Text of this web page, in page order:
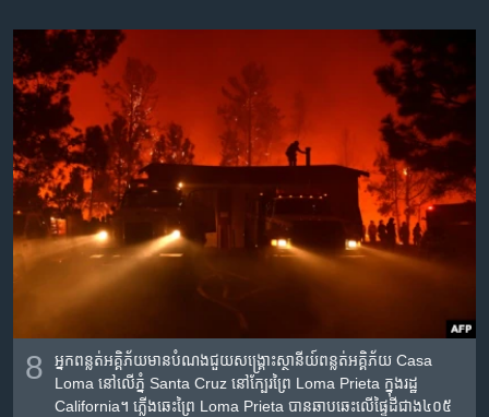
8
អ្នក​ពន្លត់​អគ្គិភ័យ​មាន​បំណង​ជួយ​សង្គ្រោះ​ស្ថានីយ៍​ពន្លត់​អគ្គិភ័យ Casa
Loma នៅ​លើ​ភ្នំ Santa Cruz នៅ​ក្បែរ​ព្រៃ Loma Prieta​ ក្នុង​រដ្ឋ
California។ ភ្លើង​ឆេះ​ព្រៃ Loma Prieta បាន​ឆាបឆេះ​លើ​ផ្ទៃដី​ជាង​៤០៥​